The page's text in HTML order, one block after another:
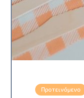
Προτεινόμενο